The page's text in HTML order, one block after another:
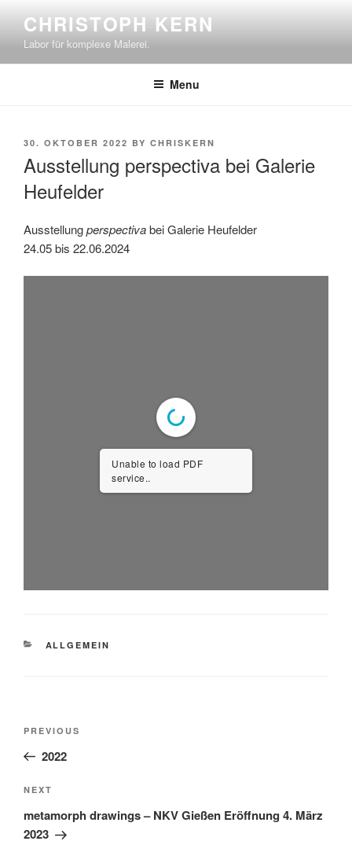
content
CHRISTOPH KERN
Labor für komplexe Malerei.
Menu
POSTED
30. OKTOBER 2022 BY CHRISKERN
Ausstellung perspectiva bei Galerie
Heufelder
Ausstellungperspectivabei Galerie Heufelder
24.05 bis 22.06.2024
Unable to load PDF
service..
CATEGORIES
ALLGEMEIN
Previous
Post
PREVIOUS
2022
Next
Post
NEXT
metamorph drawings – NKV Gießen Eröffnung 4. März
2023